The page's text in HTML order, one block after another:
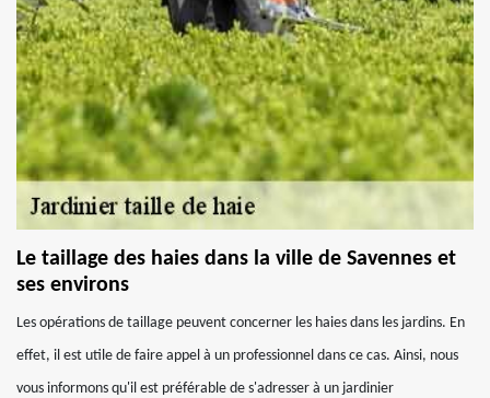
Le taillage des haies dans la ville de Savennes et
ses environs
Les opérations de taillage peuvent concerner les haies dans les jardins. En
effet, il est utile de faire appel à un professionnel dans ce cas. Ainsi, nous
vous informons qu'il est préférable de s'adresser à un jardinier